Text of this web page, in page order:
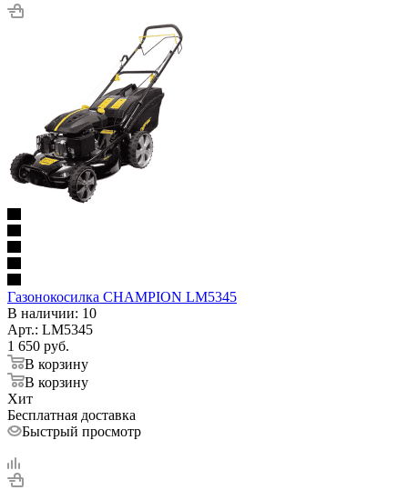
Газонокосилка CHAMPION LM5345
В наличии: 10
Арт.: LM5345
1 650 руб.
В корзину
В корзину
Хит
Бесплатная доставка
Быстрый просмотр